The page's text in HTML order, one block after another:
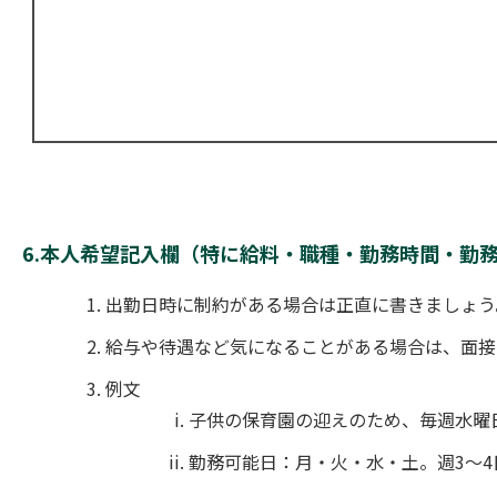
6.本人希望記入欄（特に給料・職種・勤務時間・勤
出勤日時に制約がある場合は正直に書きましょ
給与や待遇など気になることがある場合は、面
例文
子供の保育園の迎えのため、毎週水
勤務可能日：月・火・水・土。週3～